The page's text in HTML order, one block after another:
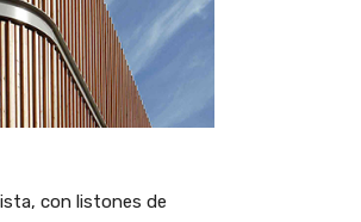
con listones de